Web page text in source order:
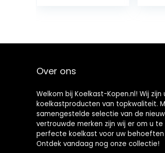
F47S
Over ons
Welkom bij Koelkast-Kopen.nl! Wij
koelkastproducten van topkwaliteit.
samengestelde selectie van de
vertrouwde merken zijn wij er om u
perfecte koelkast voor uw behoeften
Ontdek vandaag nog onze collectie!